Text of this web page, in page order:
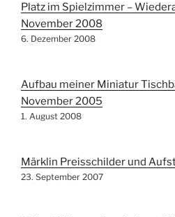
Platz im Spielzimmer –
November 2008
6. Dezember 2008
Aufbau meiner Miniatur
November 2005
1. August 2008
Märklin Preisschilder und
23. September 2007